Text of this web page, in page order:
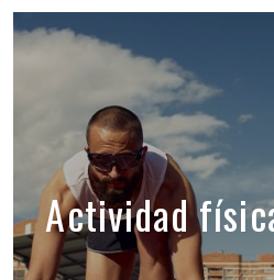
Actividad